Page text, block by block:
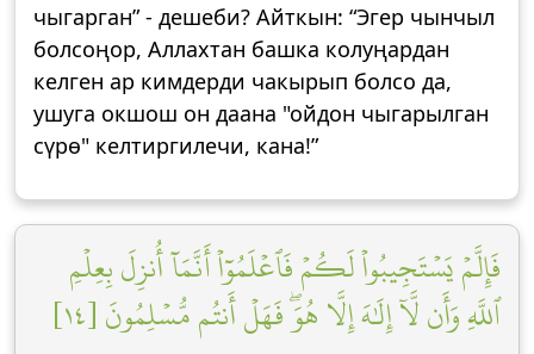
чыгарган” - дешеби? Айткын: “Эгер чынчыл
болсоңор, Аллахтан башка колуңардан
келген ар кимдерди чакырып болсо да,
ушуга окшош он даана "ойдон чыгарылган
сүрө" келтиргилечи, кана!”
فَإِلَّمۡ يَسۡتَجِيبُواْ لَكُمۡ فَٱعۡلَمُوٓاْ أَنَّمَآ أُنزِلَ بِعِلۡمِ
ٱللَّهِ وَأَن لَّآ إِلَٰهَ إِلَّا هُوَۖ فَهَلۡ أَنتُم مُّسۡلِمُونَ [١٤]